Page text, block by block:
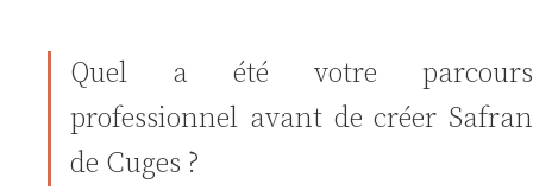
Quel a été votre parcours
professionnel avant de créer Safran
de Cuges ?